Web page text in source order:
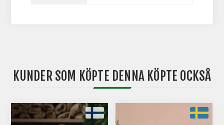
KUNDER SOM KÖPTE DENNA KÖPTE OCKSÅ